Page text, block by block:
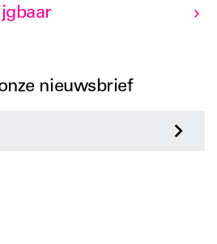
nieuwsbrief